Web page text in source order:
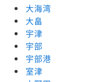
大海湾
大畠
宇津
宇部
宇部港
室津